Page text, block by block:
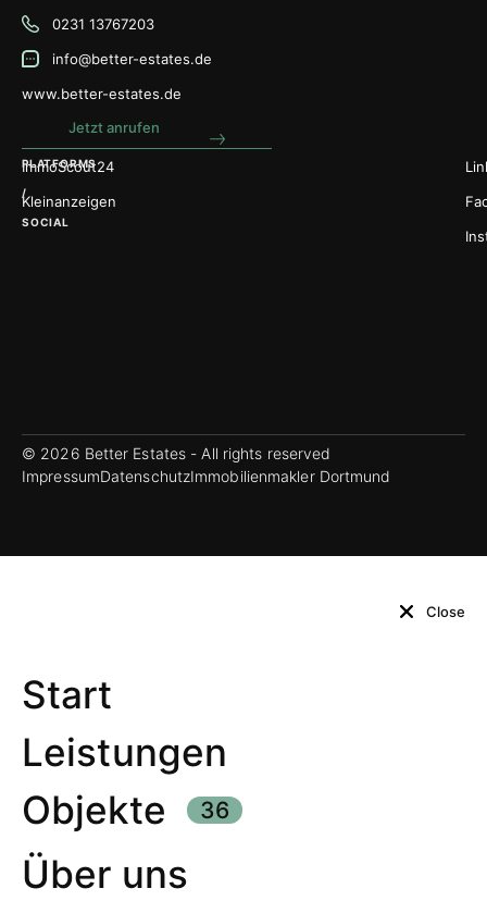
0231 13767203
info@better-estates.de
www.better-estates.de
Jetzt anrufen
PLATFORMS
/
SOCIAL
ImmoScout24
Kleinanzeigen
© 2026 Better Estates - All rights reserved
ImpressumDatenschutzImmobilienmakler Dortmund
Close
Start
Leistungen
Objekte
36
Über uns